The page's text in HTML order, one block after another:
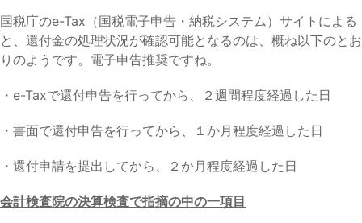
国税庁のe-Tax（国税電子申告・納税システム）サイトによる
と、還付金の処理状況が確認可能となるのは、概ね以下のとお
りのようです。電子申告推奨ですね。
・e-Taxで還付申告を行ってから、２週間程度経過した日
・書面で還付申告を行ってから、１か月程度経過した日
・還付申請を提出してから、２か月程度経過した日
会計検査院の決算検査で指摘の中の一項目